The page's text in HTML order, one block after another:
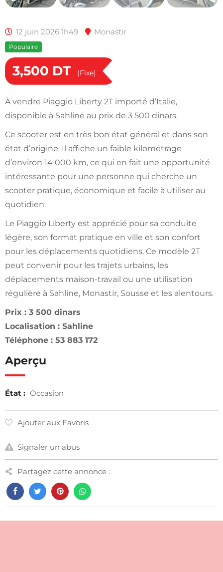
12 juin 2026 1h49 Monastir
Populaire
3,500 DT (Fixe)
À vendre Piaggio Liberty 2T importé d’Italie,
disponible à Sahline au prix de 3 500 dinars.
Ce scooter est en très bon état général et dans son
état d’origine. Il affiche un faible kilométrage
d’environ 14 000 km, ce qui en fait une opportunité
intéressante pour une personne qui cherche un
scooter pratique, économique et facile à utiliser au
quotidien.
Le Piaggio Liberty est apprécié pour sa conduite
légère, son format pratique en ville et son confort
pour les déplacements quotidiens. Ce modèle 2T
peut convenir pour les trajets urbains, les
déplacements maison-travail ou une utilisation
régulière à Sahline, Monastir, Sousse et les alentours.
Prix : 3 500 dinars
Localisation : Sahline
Téléphone : 53 883 172
Aperçu
État : Occasion
Ajouter aux Favoris
Signaler un abus
Partagez cette annonce :